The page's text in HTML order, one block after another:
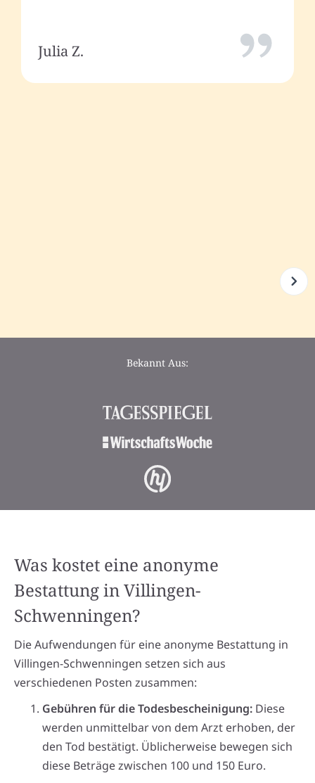
Julia Z.
Bekannt Aus:
Was kostet eine anonyme
Bestattung in Villingen-
Schwenningen?
Die Aufwendungen für eine anonyme Bestattung in
Villingen-Schwenningen setzen sich aus
verschiedenen Posten zusammen:
Gebühren für die Todesbescheinigung: Diese
werden unmittelbar von dem Arzt erhoben, der
den Tod bestätigt. Üblicherweise bewegen sich
diese Beträge zwischen 100 und 150 Euro.